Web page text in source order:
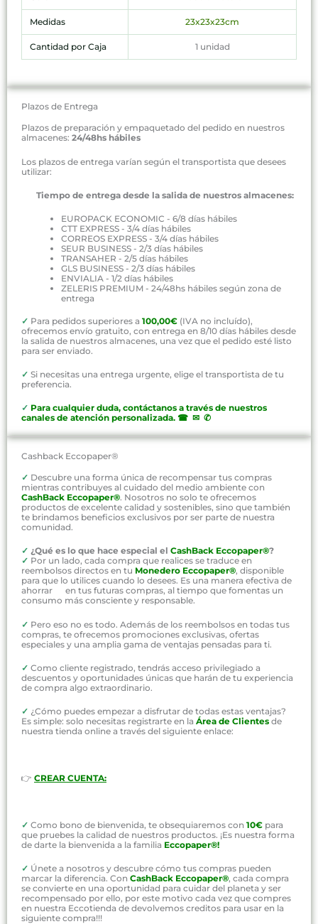
Medidas 23x23x23cm
Cantidad por Caja 1 unidad
Plazos de Entrega
Plazos de preparación y empaquetado del pedido en nuestros
almacenes: 24/48hs hábiles
Los plazos de entrega varían según el transportista que desees
utilizar:
Tiempo de entrega desde la salida de nuestros almacenes:
EUROPACK ECONOMIC - 6/8 días hábiles
CTT EXPRESS - 3/4 días hábiles
CORREOS EXPRESS - 3/4 días hábiles
SEUR BUSINESS - 2/3 días hábiles
TRANSAHER - 2/5 días hábiles
GLS BUSINESS - 2/3 días hábiles
ENVIALIA - 1/2 días hábiles
ZELERIS PREMIUM - 24/48hs hábiles según zona de
entrega
✓ Para pedidos superiores a 100,00€ (IVA no incluído),
ofrecemos envío gratuito, con entrega en 8/10 días hábiles desde
la salida de nuestros almacenes, una vez que el pedido esté listo
para ser enviado.
✓ Si necesitas una entrega urgente, elige el transportista de tu
preferencia.
✓ Para cualquier duda, contáctanos a través de nuestros
canales de atención personalizada. ☎ ✉ ✆
Cashback Eccopaper®
✓ Descubre una forma única de recompensar tus compras
mientras contribuyes al cuidado del medio ambiente con
CashBack Eccopaper®. Nosotros no solo te ofrecemos
productos de excelente calidad y sostenibles, sino que también
te brindamos beneficios exclusivos por ser parte de nuestra
comunidad.
✓ ¿Qué es lo que hace especial el CashBack Eccopaper®?
✓ Por un lado, cada compra que realices se traduce en
reembolsos directos en tu Monedero Eccopaper®, disponible
para que lo utilices cuando lo desees. Es una manera efectiva de
ahorrar en tus futuras compras, al tiempo que fomentas un
consumo más consciente y responsable.
✓ Pero eso no es todo. Además de los reembolsos en todas tus
compras, te ofrecemos promociones exclusivas, ofertas
especiales y una amplia gama de ventajas pensadas para ti.
✓ Como cliente registrado, tendrás acceso privilegiado a
descuentos y oportunidades únicas que harán de tu experiencia
de compra algo extraordinario.
✓ ¿Cómo puedes empezar a disfrutar de todas estas ventajas?
Es simple: solo necesitas registrarte en la Área de Clientes de
nuestra tienda online a través del siguiente enlace:
👉 CREAR CUENTA:
✓ Como bono de bienvenida, te obsequiaremos con 10€ para
que pruebes la calidad de nuestros productos. ¡Es nuestra forma
de darte la bienvenida a la familia Eccopaper®!
✓ Únete a nosotros y descubre cómo tus compras pueden
marcar la diferencia. Con CashBack Eccopaper®, cada compra
se convierte en una oportunidad para cuidar del planeta y ser
recompensado por ello, por este motivo cada vez que compres
en nuestra Eccotienda de devolvemos creditos para usar en la
siguiente compra!!!